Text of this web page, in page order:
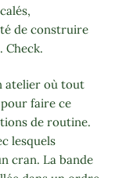
de construire
Check.
atelier où tout
faire ce
de routine.
lesquels
cran. La bande